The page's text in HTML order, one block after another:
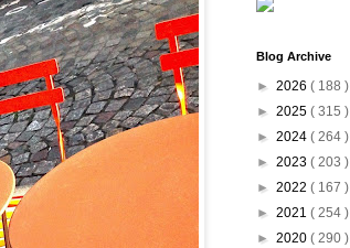
Blog Archive
► 2026 ( 188 )
► 2025 ( 315 )
► 2024 ( 264 )
► 2023 ( 203 )
► 2022 ( 167 )
► 2021 ( 254 )
► 2020 ( 290 )